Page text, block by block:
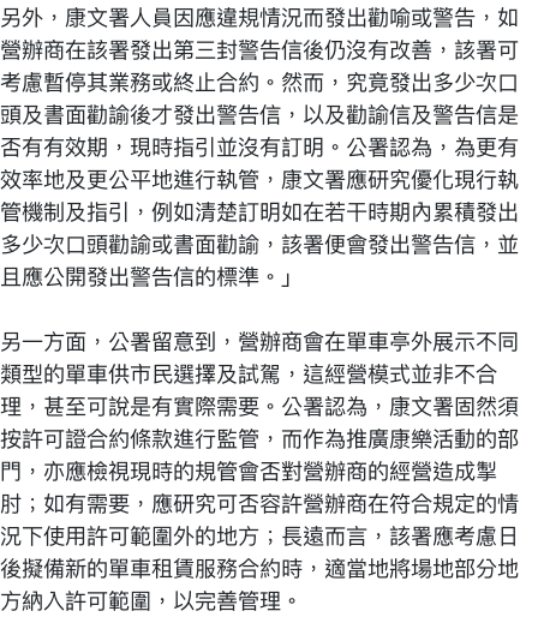
另外，康文署人員因應違規情況而發出勸喻或警告，如
營辦商在該署發出第三封警告信後仍沒有改善，該署可
考慮暫停其業務或終止合約。然而，究竟發出多少次口
頭及書面勸諭後才發出警告信，以及勸諭信及警告信是
否有有效期，現時指引並沒有訂明。公署認為，為更有
效率地及更公平地進行執管，康文署應研究優化現行執
管機制及指引，例如清楚訂明如在若干時期內累積發出
多少次口頭勸諭或書面勸諭，該署便會發出警告信，並
且應公開發出警告信的標準。」
另一方面，公署留意到，營辦商會在單車亭外展示不同
類型的單車供市民選擇及試駕，這經營模式並非不合
理，甚至可說是有實際需要。公署認為，康文署固然須
按許可證合約條款進行監管，而作為推廣康樂活動的部
門，亦應檢視現時的規管會否對營辦商的經營造成掣
肘；如有需要，應研究可否容許營辦商在符合規定的情
況下使用許可範圍外的地方；長遠而言，該署應考慮日
後擬備新的單車租賃服務合約時，適當地將場地部分地
方納入許可範圍，以完善管理。